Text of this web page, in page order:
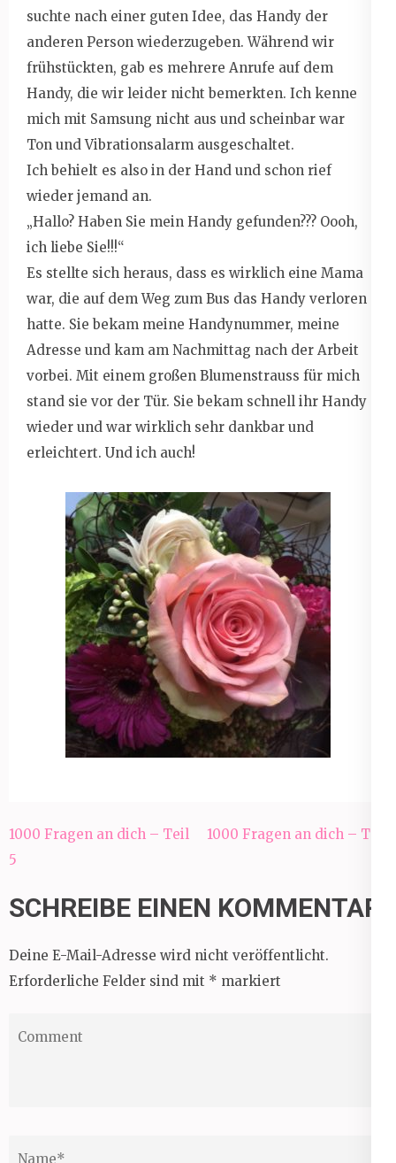
suchte nach einer guten Idee, das Handy der
anderen Person wiederzugeben. Während wir
frühstückten, gab es mehrere Anrufe auf dem
Handy, die wir leider nicht bemerkten. Ich kenne
mich mit Samsung nicht aus und scheinbar war
Ton und Vibrationsalarm ausgeschaltet.
Ich behielt es also in der Hand und schon rief
wieder jemand an.
„Hallo? Haben Sie mein Handy gefunden??? Oooh,
ich liebe Sie!!!“
Es stellte sich heraus, dass es wirklich eine Mama
war, die auf dem Weg zum Bus das Handy verloren
hatte. Sie bekam meine Handynummer, meine
Adresse und kam am Nachmittag nach der Arbeit
vorbei. Mit einem großen Blumenstrauss für mich
stand sie vor der Tür. Sie bekam schnell ihr Handy
wieder und war wirklich sehr dankbar und
erleichtert. Und ich auch!
Beitragsnavigation
1000 Fragen an dich – Teil
5
1000 Fragen an dich – Teil
SCHREIBE EINEN KOMMENTAR
Deine E-Mail-Adresse wird nicht veröffentlicht.
Erforderliche Felder sind mit * markiert